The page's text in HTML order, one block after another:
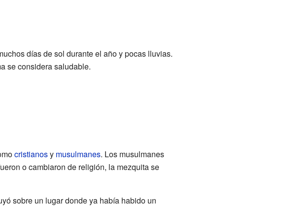
días de sol durante el año y pocas lluvias.
se considera saludable.
cristianosy musulmanes. Los musulmanes
o cambiaron de religión, la mezquita se
sobre un lugar donde ya había habido un